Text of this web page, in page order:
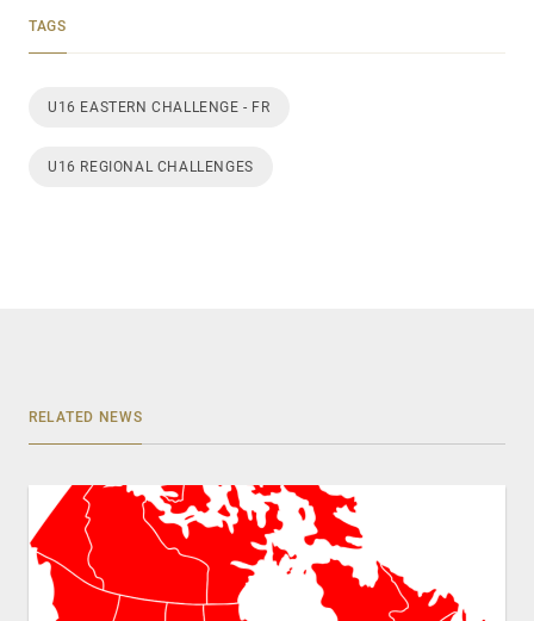
TAGS
U16 EASTERN CHALLENGE - FR
U16 REGIONAL CHALLENGES
RELATED NEWS